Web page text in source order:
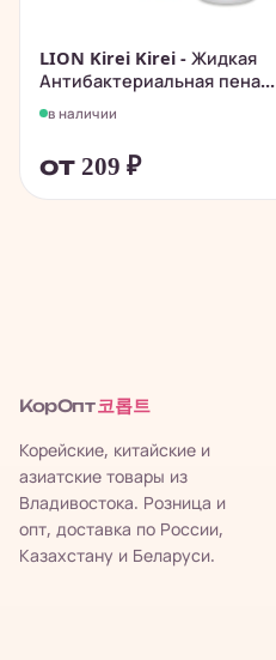
LION Kirei Kirei - Жидкая
Антибактериальная пена...
в наличии
от 209 ₽
КорОпт 코롭트
Корейские, китайские и
азиатские товары из
Владивостока. Розница и
опт, доставка по России,
Казахстану и Беларуси.